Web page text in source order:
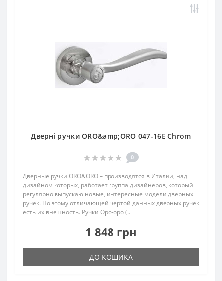
Дверні ручки ORO&amp;ORO 047-16E Chrom
0
Дверные ручки ORO&ORO – производятся в Италии, над
дизайном которых, работает группа дизайнеров, который
регулярно выпускаю новые, интересные модели дверных
ручек. По этому отличающей чертой данных дверных ручек
есть их внешность. Ручки Оро-оро (..
1 848 грн
ДО КОШИКА